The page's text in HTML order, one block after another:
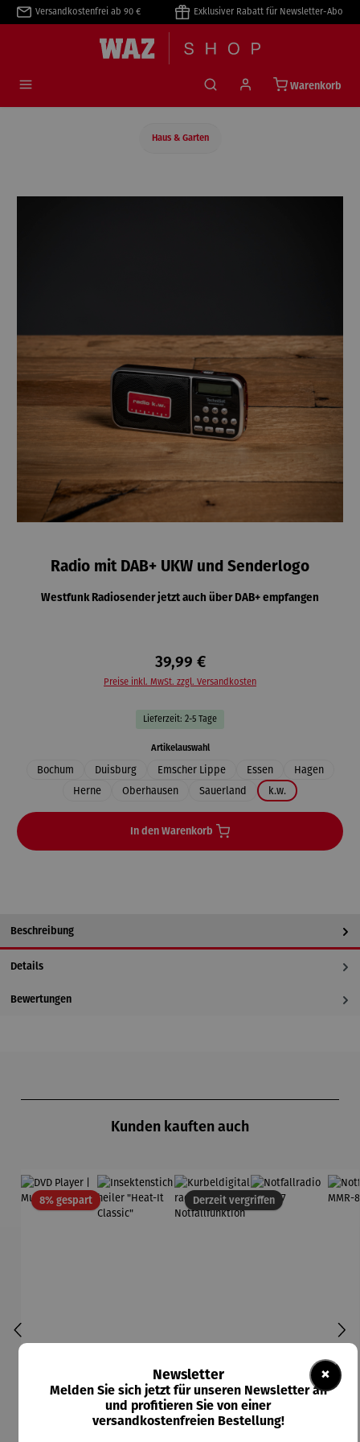
springen
Versandkostenfrei ab 90 € Exklusiver Rabatt für Newsletter-Abo
Warenkorb
Haus & Garten
Radio mit DAB+ UKW und Senderlogo
Westfunk Radiosender jetzt auch über DAB+ empfangen
39,99 €
Preise inkl. MwSt. zzgl. Versandkosten
Lieferzeit: 2-5 Tage
Artikelauswahlauswählen
Bochum Duisburg Emscher Lippe Essen
Hagen
Herne
Oberhausen Sauerland k.w.
In den Warenkorb
Beschreibung
Details
Bewertungen
Kunden kauften auch
8% gespartRabatt Derzeit vergriffen
×
Newsletter
Melden Sie sich jetzt für unseren Newsletter an
und profitieren Sie von einer
versandkostenfreien Bestellung!